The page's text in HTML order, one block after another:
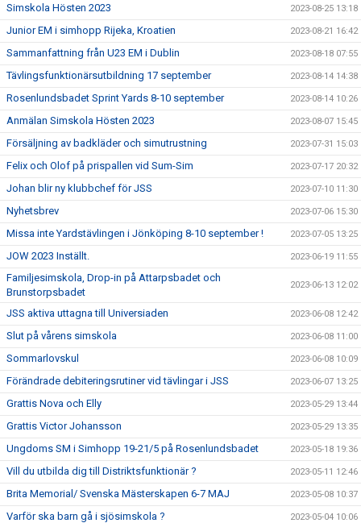
Simskola Hösten 2023 2023-08-25 13:18
Junior EM i simhopp Rijeka, Kroatien 2023-08-21 16:42
Sammanfattning från U23 EM i Dublin 2023-08-18 07:55
Tävlingsfunktionärsutbildning 17 september 2023-08-14 14:38
Rosenlundsbadet Sprint Yards 8-10 september 2023-08-14 10:26
Anmälan Simskola Hösten 2023 2023-08-07 15:45
Försäljning av badkläder och simutrustning 2023-07-31 15:03
Felix och Olof på prispallen vid Sum-Sim 2023-07-17 20:32
Johan blir ny klubbchef för JSS 2023-07-10 11:30
Nyhetsbrev 2023-07-06 15:30
Missa inte Yardstävlingen i Jönköping 8-10 september ! 2023-07-05 13:25
JOW 2023 Inställt. 2023-06-19 11:55
Familjesimskola, Drop-in på Attarpsbadet och
Brunstorpsbadet
2023-06-13 12:02
JSS aktiva uttagna till Universiaden 2023-06-08 12:42
Slut på vårens simskola 2023-06-08 11:00
Sommarlovskul 2023-06-08 10:09
Förändrade debiteringsrutiner vid tävlingar i JSS 2023-06-07 13:25
Grattis Nova och Elly 2023-05-29 13:44
Grattis Victor Johansson 2023-05-29 13:35
Ungdoms SM i Simhopp 19-21/5 på Rosenlundsbadet 2023-05-18 19:36
Vill du utbilda dig till Distriktsfunktionär ? 2023-05-11 12:46
Brita Memorial/ Svenska Mästerskapen 6-7 MAJ 2023-05-08 10:37
Varför ska barn gå i sjösimskola ? 2023-05-04 10:06